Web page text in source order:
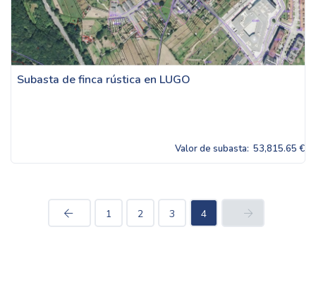
Subasta de finca rústica en LUGO
Valor de subasta: 53,815.65 €
1 2 3 4